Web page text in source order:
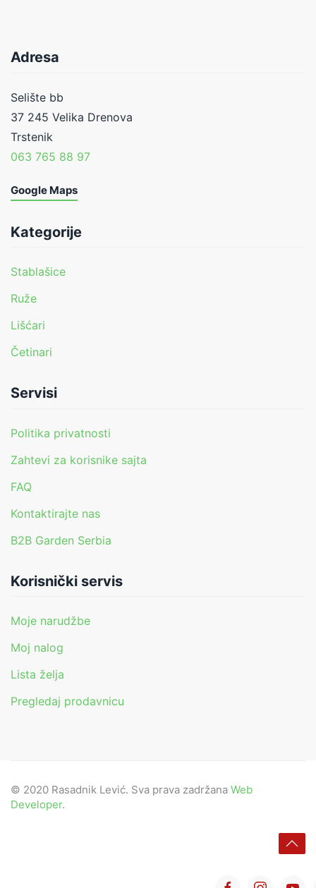
Adresa
Selište bb
37 245 Velika Drenova
Trstenik
063 765 88 97
Google Maps
Kategorije
Stablašice
Ruže
Lišćari
Četinari
Servisi
Politika privatnosti
Zahtevi za korisnike sajta
FAQ
Kontaktirajte nas
B2B Garden Serbia
Korisnički servis
Moje narudžbe
Moj nalog
Lista želja
Pregledaj prodavnicu
© 2020 Rasadnik Lević. Sva prava zadržana Web
Developer.